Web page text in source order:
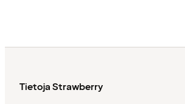
Tietoja Strawberry